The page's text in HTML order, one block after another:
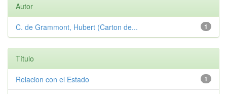
Autor
1
C. de Grammont, Hubert (Carton de...
Título
1
Relacion con el Estado